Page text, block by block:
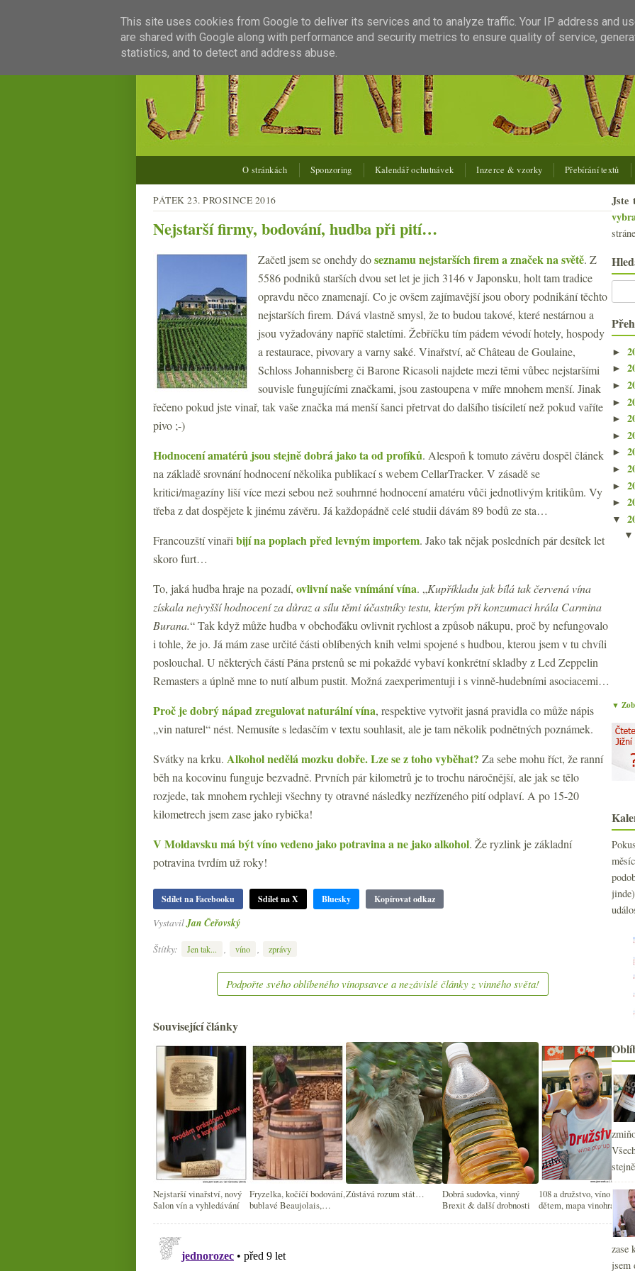
O stránkách Sponzoring Kalendář ochutnávek Inzerce & vzorky Přebírání textů
PÁTEK 23. PROSINCE 2016
Nejstarší firmy, bodování, hudba při pití…
Začetl jsem se onehdy doseznamu nejstarších firem a značek na světě. Z
5586 podniků starších dvou set let je jich 3146 v Japonsku, holt tam tradice
opravdu něco znamenají. Co je ovšem zajímavější jsou obory podnikání těchto
nejstarších firem. Dává vlastně smysl, že to budou takové, které nestárnou a
jsou vyžadovány napříč staletími. Žebříčku tím pádem vévodí hotely, hospody
a restaurace, pivovary a varny saké. Vinařství, ač Château de Goulaine,
Schloss Johannisberg či Barone Ricasoli najdete mezi těmi vůbec nejstaršími
souvisle fungujícími značkami, jsou zastoupena v míře mnohem menší. Jinak
řečeno pokud jste vinař, tak vaše značka má menší šanci přetrvat do dalšího tisíciletí než pokud vaříte
pivo ;-)
Hodnocení amatérů jsou stejně dobrá jako ta od profíků. Alespoň k tomuto závěru dospěl článek
na základě srovnání hodnocení několika publikací s webem CellarTracker. V zásadě se
kritici/magazíny liší více mezi sebou než souhrnné hodnocení amatéru vůči jednotlivým kritikům. Vy
třeba z dat dospějete k jinému závěru. Já každopádně celé studii dávám 89 bodů ze sta…
Francouzští vinaři bijí na poplach před levným importem. Jako tak nějak posledních pár desítek let
skoro furt…
To, jaká hudba hraje na pozadí, ovlivní naše vnímání vína. „Kupříkladu jak bílá tak červená vína
získala nejvyšší hodnocení za důraz a sílu těmi účastníky testu, kterým při konzumaci hrála Carmina
Burana.“ Tak když může hudba v obchoďáku ovlivnit rychlost a způsob nákupu, proč by nefungovalo
i tohle, že jo. Já mám zase určité části oblíbených knih velmi spojené s hudbou, kterou jsem v tu chvíli
poslouchal. U některých částí Pána prstenů se mi pokaždé vybaví konkrétní skladby z Led Zeppelin
Remasters a úplně mne to nutí album pustit. Možná zaexperimentuji i s vinně-hudebními asociacemi…
Proč je dobrý nápad zregulovat naturální vína, respektive vytvořit jasná pravidla co může nápis
„vin naturel“ nést. Nemusíte s ledasčím v textu souhlasit, ale je tam několik podnětných poznámek.
Svátky na krku. Alkohol nedělá mozku dobře. Lze se z toho vyběhat? Za sebe mohu říct, že ranní
běh na kocovinu funguje bezvadně. Prvních pár kilometrů je to trochu náročnější, ale jak se tělo
rozjede, tak mnohem rychleji všechny ty otravné následky nezřízeného pití odplaví. A po 15-20
kilometrech jsem zase jako rybička!
V Moldavsku má být víno vedeno jako potravina a ne jako alkohol. Že ryzlink je základní
potravina tvrdím už roky!
Sdílet na Facebooku Sdílet na X Bluesky Kopírovat odkaz
VystavilJan Čeřovský
Štítky:
Jen tak... víno zprávy
Podpořte svého oblíbeného vínopsavce a nezávislé články z vinného světa!
Související články
Nejstarší vinařství, nový
Salon vín a vyhledávání
Fryzelka, kočíčí bodování,
bublavé Beaujolais,
Zůstává rozum stát…
Dobrá sudovka, vinný
Brexit & další drobnosti
108 a družstvo, víno
dětem, mapa vinohradů,
podvodech
Jste
►
►
►
►
►
►
►
►
►
►
▼
►
►
►
▼
zase
jsem
This site uses cookies from Google to deliver its services and to analyze traffic. Your IP address and
are shared with Google along with performance and security metrics to ensure quality of service,
statistics, and to detect and address abuse.